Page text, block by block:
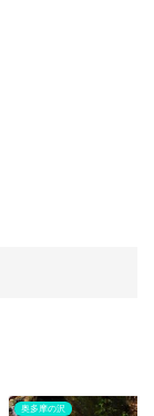
奥多摩の沢